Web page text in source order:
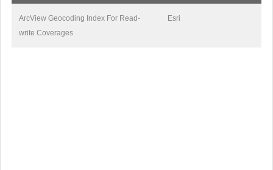
ArcView Geocoding Index For Read-
write Coverages
Esri